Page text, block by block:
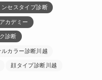
ンセスタイプ診断
カデミー
診断
ルカラー診断川越
顔タイプ診断川越